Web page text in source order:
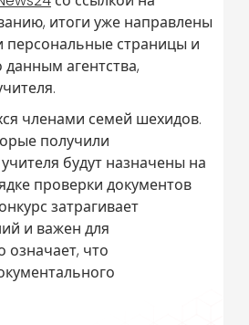
итоги уже направлены
персональные страницы и
агентства,
членами семей шехидов.
получили
будут назначены на
проверки документов
затрагивает
и важен для
означает, что